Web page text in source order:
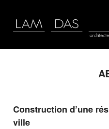
Construction d’une
ville